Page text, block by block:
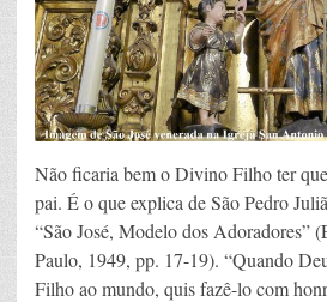
Não ficaria bem o Divino Filho ter
pai. É o que explica de São Pedro
“São José, Modelo dos Adoradores”
Paulo, 1949, pp. 17-19). “Quando
Filho ao mundo, quis fazê-lo com